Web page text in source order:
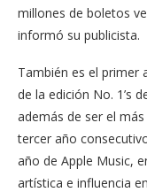
millones de boletos
informó su publicista.
También es el primer
de la edición No. 1’s
además de ser el
tercer año
año de Apple Music,
artística e influencia